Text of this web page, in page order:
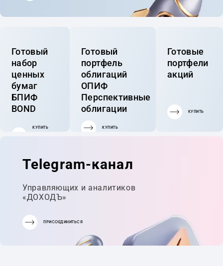
Готовый
набор
ценных
бумаг
БПИФ
BOND
КУПИТЬ
Готовый
портфель
облигаций
ОПИФ
Перспективные
облигации
КУПИТЬ
Готовые
портфели
акций
КУПИТЬ
Telegram-канал
Управляющих и аналитиков
«ДОХОДЪ»
ПРИСОЕДИНИТЬСЯ